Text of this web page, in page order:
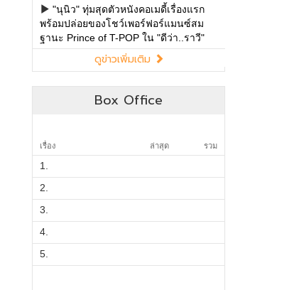
Box Office
เรื่อง ล่าสุด รวม
1.
2.
3.
4.
5.